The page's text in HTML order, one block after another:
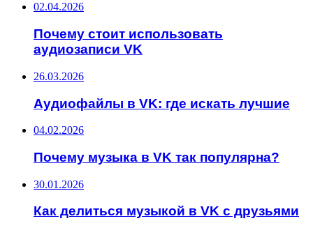
02.04.2026
Почему стоит использовать
аудиозаписи VK
26.03.2026
Аудиофайлы в VK: где искать лучшие
04.02.2026
Почему музыка в VK так популярна?
30.01.2026
Как делиться музыкой в VK с друзьями